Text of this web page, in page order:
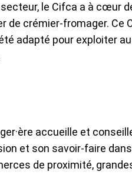
le Cifca a à cœur
crémier-fromager. Ce
adapté pour exploiter
accueille et
et son savoir-faire
de proximité,